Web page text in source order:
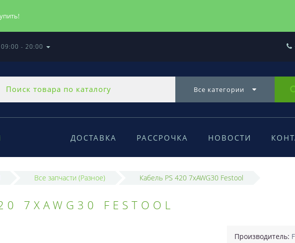
- 20:00
Все категории
ДОСТАВКА РАССРОЧКА НОВОСТИ
Все запчасти (Разное) Кабель PS 420 7xAWG30 Festool
7XAWG30 FESTOOL
Производитель: